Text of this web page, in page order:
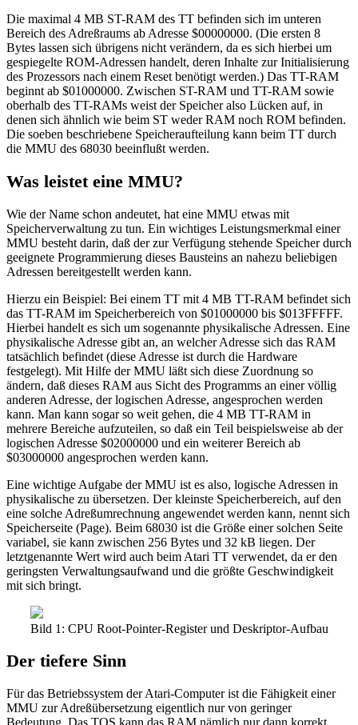
Die maximal 4 MB ST-RAM des TT befinden sich im unteren
Bereich des Adreßraums ab Adresse $00000000. (Die ersten 8
Bytes lassen sich übrigens nicht verändern, da es sich hierbei um
gespiegelte ROM-Adressen handelt, deren Inhalte zur Initialisierung
des Prozessors nach einem Reset benötigt werden.) Das TT-RAM
beginnt ab $01000000. Zwischen ST-RAM und TT-RAM sowie
oberhalb des TT-RAMs weist der Speicher also Lücken auf, in
denen sich ähnlich wie beim ST weder RAM noch ROM befinden.
Die soeben beschriebene Speicheraufteilung kann beim TT durch
die MMU des 68030 beeinflußt werden.
Was leistet eine MMU?
Wie der Name schon andeutet, hat eine MMU etwas mit
Speicherverwaltung zu tun. Ein wichtiges Leistungsmerkmal einer
MMU besteht darin, daß der zur Verfügung stehende Speicher durch
geeignete Programmierung dieses Bausteins an nahezu beliebigen
Adressen bereitgestellt werden kann.
Hierzu ein Beispiel: Bei einem TT mit 4 MB TT-RAM befindet sich
das TT-RAM im Speicherbereich von $01000000 bis $013FFFFF.
Hierbei handelt es sich um sogenannte physikalische Adressen. Eine
physikalische Adresse gibt an, an welcher Adresse sich das RAM
tatsächlich befindet (diese Adresse ist durch die Hardware
festgelegt). Mit Hilfe der MMU läßt sich diese Zuordnung so
ändern, daß dieses RAM aus Sicht des Programms an einer völlig
anderen Adresse, der logischen Adresse, angesprochen werden
kann. Man kann sogar so weit gehen, die 4 MB TT-RAM in
mehrere Bereiche aufzuteilen, so daß ein Teil beispielsweise ab der
logischen Adresse $02000000 und ein weiterer Bereich ab
$03000000 angesprochen werden kann.
Eine wichtige Aufgabe der MMU ist es also, logische Adressen in
physikalische zu übersetzen. Der kleinste Speicherbereich, auf den
eine solche Adreßumrechnung angewendet werden kann, nennt sich
Speicherseite (Page). Beim 68030 ist die Größe einer solchen Seite
variabel, sie kann zwischen 256 Bytes und 32 kB liegen. Der
letztgenannte Wert wird auch beim Atari TT verwendet, da er den
geringsten Verwaltungsaufwand und die größte Geschwindigkeit
mit sich bringt.
Bild 1: CPU Root-Pointer-Register und Deskriptor-Aufbau
Der tiefere Sinn
Für das Betriebssystem der Atari-Computer ist die Fähigkeit einer
MMU zur Adreßübersetzung eigentlich nur von geringer
Bedeutung. Das TOS kann das RAM nämlich nur dann korrekt